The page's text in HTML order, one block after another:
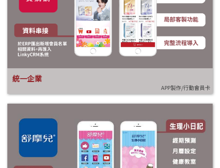
統一企業
APP製作/行動會員卡